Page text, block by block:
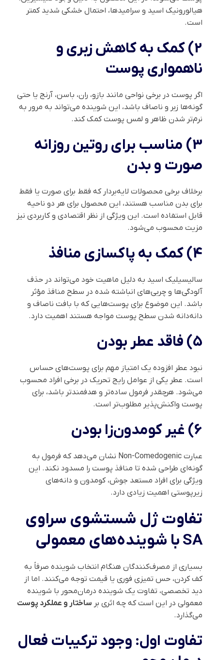
هیالورونیک اسید و سرامیدها، احتمال خشکی شدید کمتر
است.
2) کمک به کاهش زبری و
ناهمواری پوست
اگر پوست در برخی نواحی مانند بازو، ران، باسن، آرنج یا حتی
گونه‌ها زبر و ناصاف باشد، این شوینده می‌تواند به مرور به
نرم‌تر شدن ظاهر و لمس پوست کمک کند.
3) مناسب برای روتین روزانه
صورت و بدن
برخلاف برخی محصولات لایه‌بردار که فقط برای صورت یا فقط
برای بدن مناسب هستند، این محصول برای هر دو ناحیه
قابل استفاده است. این ویژگی از نظر اقتصادی و کاربردی نیز
مزیت محسوب می‌شود.
4) کمک به پاکسازی منافذ
سالیسیلیک اسید به دلیل ماهیت خود می‌تواند در حذف
آلودگی‌ها و چربی‌های انباشته شده در سطح منافذ مؤثر
باشد. این موضوع برای پوست‌هایی که با بافت ناصاف و
دانه‌دانه شدن سطح پوست مواجه هستند اهمیت دارد.
5) فاقد عطر بودن
نبود عطر افزوده یک امتیاز مهم برای پوست‌های حساس
است. عطر یکی از عوامل رایج تحریک در برخی افراد محسوب
می‌شود. هرچقدر فرمول ساده‌تر و هدفمندتر باشد، برای
پوست واکنش‌پذیر مطلوب‌تر است.
6) غیر کومدون‌زا بودن
عبارت Non-Comedogenic نشان می‌دهد که فرمول به
گونه‌ای طراحی شده تا منافذ پوست را مسدود نکند. این
ویژگی برای افراد مستعد جوش، کومدون و دانه‌های
زیرپوستی اهمیت زیادی دارد.
تفاوت ژل شستشوی سراوی
SA با شوینده‌های معمولی
بسیاری از مصرف‌کنندگان هنگام انتخاب شوینده صرفاً به
کف کردن، حس تمیزی فوری یا قیمت توجه می‌کنند. اما از
دید تخصصی، تفاوت یک شوینده درمان‌محور با شوینده
معمولی در این است که چه اثری بر ساختار و عملکرد پوست
می‌گذارد.
تفاوت اول: وجود ترکیبات فعال